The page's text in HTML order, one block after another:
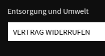
Entsorgung und Umwelt
VERTRAG WIDERRUFEN